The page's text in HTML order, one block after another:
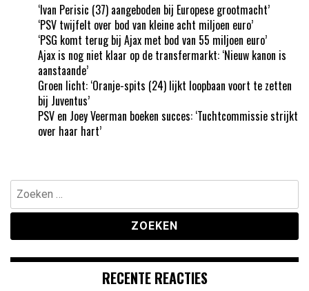
‘Ivan Perisic (37) aangeboden bij Europese grootmacht’
‘PSV twijfelt over bod van kleine acht miljoen euro’
‘PSG komt terug bij Ajax met bod van 55 miljoen euro’
Ajax is nog niet klaar op de transfermarkt: ‘Nieuw kanon is
aanstaande’
Groen licht: ‘Oranje-spits (24) lijkt loopbaan voort te zetten
bij Juventus’
PSV en Joey Veerman boeken succes: ‘Tuchtcommissie strijkt
over haar hart’
Zoeken
naar:
RECENTE REACTIES